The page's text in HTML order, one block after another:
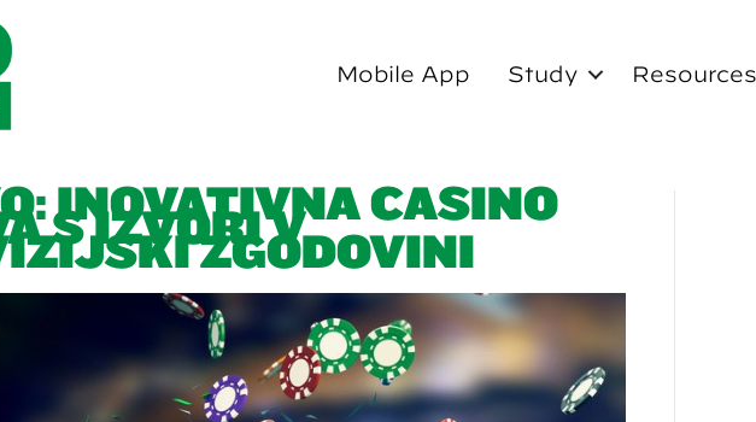
Mobile App Study Resources
INOVATIVNA CASINO
S IZVORI VZGODOVINI